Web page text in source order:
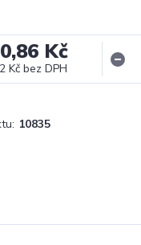
Kč
Kč bez DPH
10835